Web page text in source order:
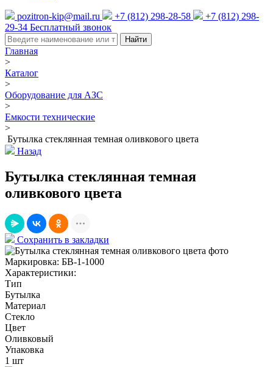
pozitron-kip@mail.ru +7 (812) 298-28-58
+7 (812) 298-
29-34 Бесплатный звонок
Найти
Главная
>
Каталог
>
Оборудование для АЗС
>
Емкости технические
>
Бутылка стеклянная темная оливкового цвета
Назад
Бутылка стеклянная темная
оливкового цвета
Сохранить в закладки
Маркировка: БВ-1-1000
Характеристики:
Тип
Бутылка
Материал
Стекло
Цвет
Оливковый
Упаковка
1 шт